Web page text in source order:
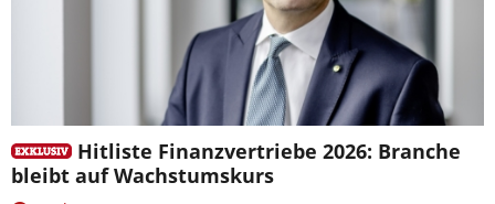
Hitliste Finanzvertriebe 2026: Branche
bleibt auf Wachstumskurs